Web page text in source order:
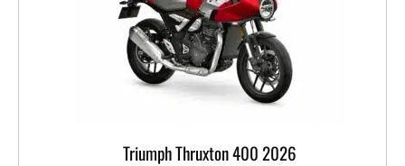
Triumph Thruxton 400 2026